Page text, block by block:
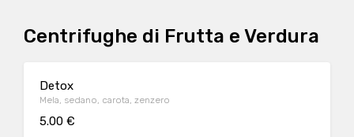
Centrifughe di Frutta e Verdura
Detox
Mela, sedano, carota, zenzero
5.00 €